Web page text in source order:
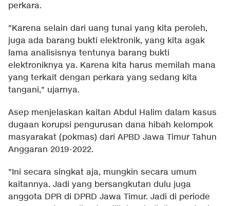
perkara.
"Karena selain dari uang tunai yang kita peroleh,
juga ada barang bukti elektronik, yang kita agak
lama analisisnya tentunya barang bukti
elektroniknya ya. Karena kita harus memilah mana
yang terkait dengan perkara yang sedang kita
tangani," ujarnya.
Asep menjelaskan kaitan Abdul Halim dalam kasus
dugaan korupsi pengurusan dana hibah kelompok
masyarakat (pokmas) dari APBD Jawa Timur Tahun
Anggaran 2019-2022.
"Ini secara singkat aja, mungkin secara umum
kaitannya. Jadi yang bersangkutan dulu juga
anggota DPR di DPRD Jawa Timur. Jadi di periode